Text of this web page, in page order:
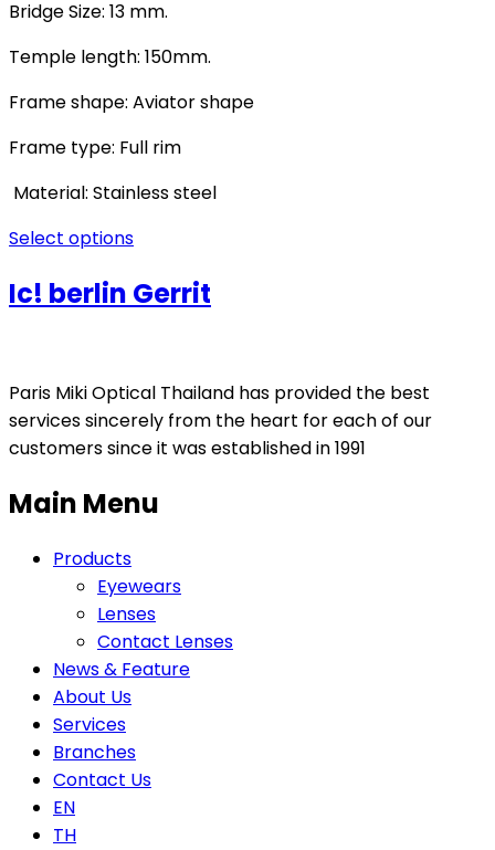
Bridge Size: 13 mm.
Temple length: 150mm.
Frame shape: Aviator shape
Frame type: Full rim
Material: Stainless steel
Select options
Ic! berlin Gerrit
Paris Miki Optical Thailand has provided the best
services sincerely from the heart for each of our
customers since it was established in 1991
Main Menu
Products
Eyewears
Lenses
Contact Lenses
News & Feature
About Us
Services
Branches
Contact Us
EN
TH